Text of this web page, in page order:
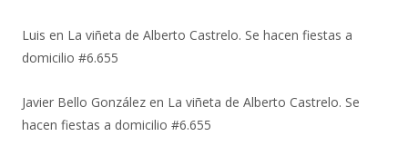
Luis en La viñeta de Alberto Castrelo. Se hacen fiestas a
domicilio #6.655
Javier Bello González en La viñeta de Alberto Castrelo. Se
hacen fiestas a domicilio #6.655